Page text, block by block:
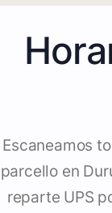
Escaneamos
parcello en
reparte UPS